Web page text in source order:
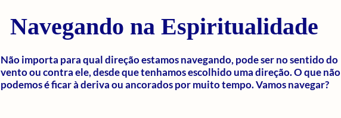
Navegando na Espiritualidade
Não importa para qual direção estamos navegando, pode ser no sentido do
vento ou contra ele, desde que tenhamos escolhido uma direção. O que não
podemos é ficar à deriva ou ancorados por muito tempo. Vamos navegar?